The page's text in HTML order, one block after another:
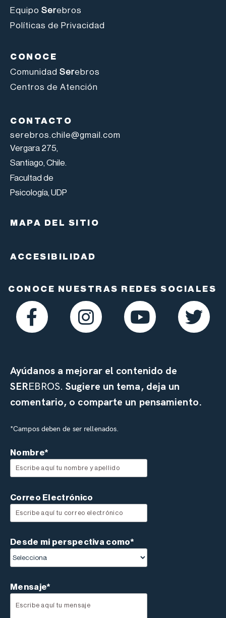
Equipo Serebros
Políticas de Privacidad
CONOCE
Comunidad Serebros
Centros de Atención
CONTACTO
serebros.chile@gmail.com
Vergara 275,
Santiago, Chile.
Facultad de
Psicología, UDP
MAPA DEL SITIO
ACCESIBILIDAD
CONOCE NUESTRAS REDES SOCIALES
Ayúdanos a mejorar el contenido de
SEREBROS.Sugiere un tema, deja un
comentario, o comparte un pensamiento.
*Campos deben de ser rellenados.
Nombre*
Correo Electrónico
Desde mi perspectiva como*
Mensaje*